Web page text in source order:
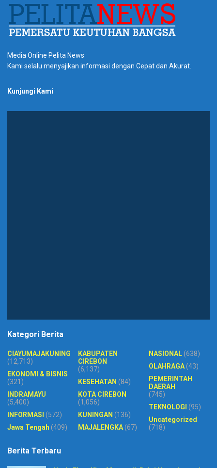
Media Online Pelita News
Kami selalu menyajikan informasi dengan Cepat dan Akurat.
Kunjungi Kami
Kategori Berita
CIAYUMAJAKUNING
(12,713)
EKONOMI & BISNIS
(321)
INDRAMAYU
(5,400)
INFORMASI (572)
Jawa Tengah (409)
KABUPATEN
CIREBON
(6,137)
KESEHATAN (84)
KOTA CIREBON
(1,056)
KUNINGAN (136)
MAJALENGKA(67)
NASIONAL(638)
OLAHRAGA(43)
PEMERINTAH
DAERAH
(745)
TEKNOLOGI (95)
Uncategorized
(718)
Berita Terbaru